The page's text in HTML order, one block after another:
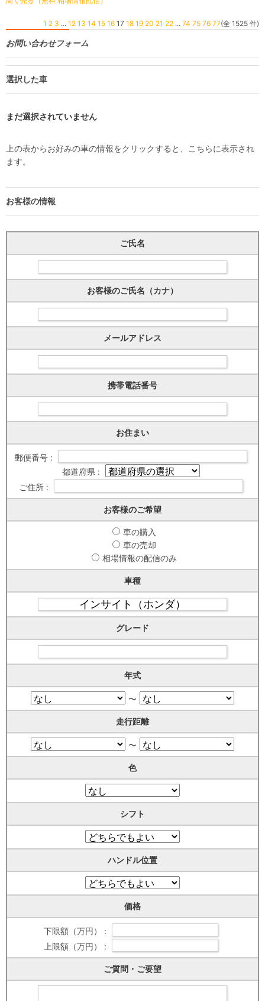
1 2 3 ... 12 13 14 15 16 17 18 19 20 21 22 ... 74 75 76 77(全 1525 件)
お問い合わせフォーム
選択した車
まだ選択されていません
上の表からお好みの車の情報をクリックすると、こちらに表示され
ます。
お客様の情報
ご氏名
お客様のご氏名（カナ）
メールアドレス
携帯電話番号
お住まい
郵便番号 :
都道府県 :
ご住所 :
お客様のご希望
車の購入
車の売却
相場情報の配信のみ
車種
グレード
年式
〜
走行距離
〜
色
シフト
ハンドル位置
価格
下限額（万円） :
上限額（万円） :
ご質問・ご要望